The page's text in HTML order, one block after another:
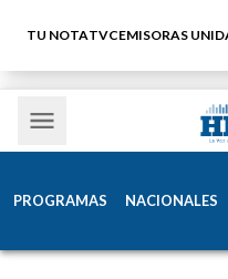
TU NOTATVCEMISORAS
PROGRAMAS NACIONALES